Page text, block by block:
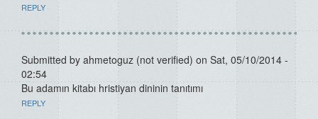
REPLY
Submitted by ahmetoguz (not verified) on Sat, 05/10/2014 -
02:54
Bu adamın kitabı hristiyan dininin tanıtımı
REPLY